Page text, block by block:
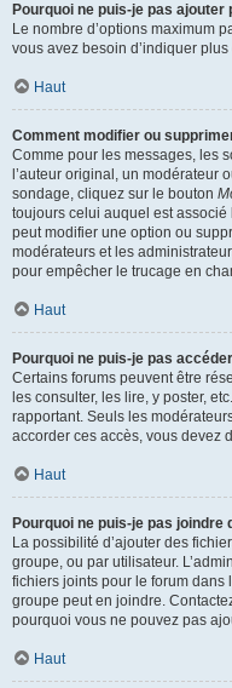
Pourquoi ne puis-je pas ajouter
Le nombre d’options maximum
vous avez besoin d’indiquer
Haut
Comment modifier ou
Comme pour les messages, les
l’auteur original, un modérateur
sondage, cliquez sur le bouton
toujours celui auquel est associé
peut modifier une option ou
modérateurs et les
pour empêcher le trucage en
Haut
Pourquoi ne puis-je pas
Certains forums peuvent être
les consulter, les lire, y poster,
rapportant. Seuls les
accorder ces accès, vous devez
Haut
Pourquoi ne puis-je pas
La possibilité d’ajouter des
groupe, ou par utilisateur.
fichiers joints pour le forum dans
groupe peut en joindre.
pourquoi vous ne pouvez pas
Haut